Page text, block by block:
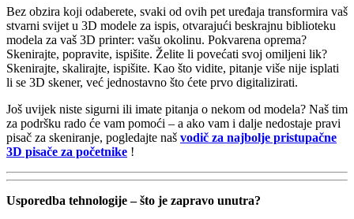
Bez obzira koji odaberete, svaki od ovih pet uređaja transformira vaš
stvarni svijet u 3D modele za ispis, otvarajući beskrajnu biblioteku
modela za vaš 3D printer: vašu okolinu. Pokvarena oprema?
Skenirajte, popravite, ispišite. Želite li povećati svoj omiljeni lik?
Skenirajte, skalirajte, ispišite. Kao što vidite, pitanje više nije isplati
li se 3D skener, već jednostavno što ćete prvo digitalizirati.
Još uvijek niste sigurni ili imate pitanja o nekom od modela? Naš tim
za podršku rado će vam pomoći – a ako vam i dalje nedostaje pravi
pisač za skeniranje, pogledajte naš vodič za najbolje pristupačne
3D pisače za početnike !
Usporedba tehnologije – što je zapravo unutra?